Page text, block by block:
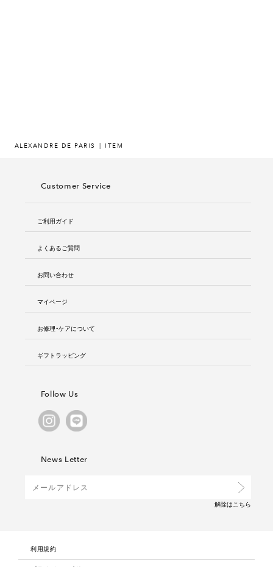
ALEXANDRE DE PARIS ITEM
Customer Service
ご利用ガイド
よくあるご質問
お問い合わせ
マイページ
お修理・ケアについて
ギフトラッピング
Follow Us
News Letter
解除はこちら
利用規約